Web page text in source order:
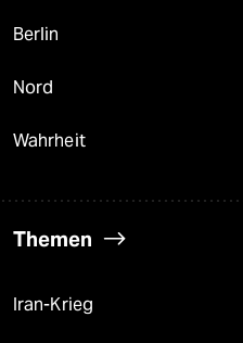
Berlin
Nord
Wahrheit
Themen
Iran-Krieg